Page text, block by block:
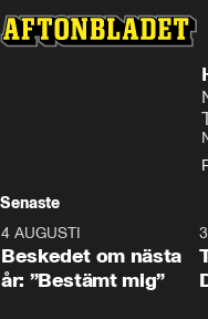
Senaste
0:24
4 AUGUSTI
Beskedet om nästa
år: ”Bestämt mig”